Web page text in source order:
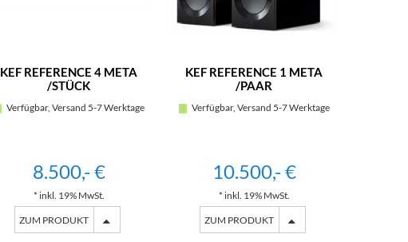
KEF REFERENCE 4 META
/STÜCK
Verfügbar, Versand 5-7 Werktage
8.500,- €
* inkl. 19% MwSt.
ZUM PRODUKT
KEF REFERENCE 1 META
/PAAR
Verfügbar, Versand 5-7 Werktage
10.500,- €
* inkl. 19% MwSt.
ZUM PRODUKT